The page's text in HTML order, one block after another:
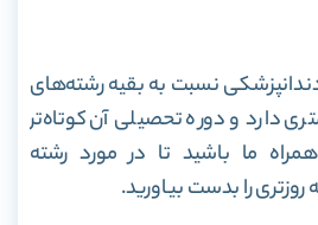
نسبت به بقیه رشته‌های
دارد و دوره‌ تحصیلی آن کوتاه‌تر
ما باشید تا در مورد رشته
را بدست بیاورید.